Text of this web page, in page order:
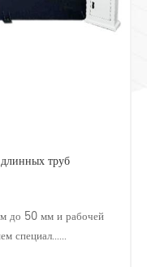
труб
до 50 мм и рабочей
специал......